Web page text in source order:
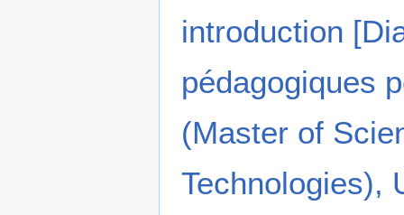
introduction
pédagogiques
(Master of
Technologies),